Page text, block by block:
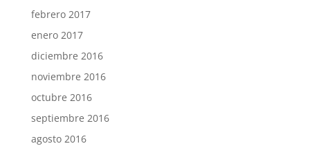
febrero 2017
enero 2017
diciembre 2016
noviembre 2016
octubre 2016
septiembre 2016
agosto 2016